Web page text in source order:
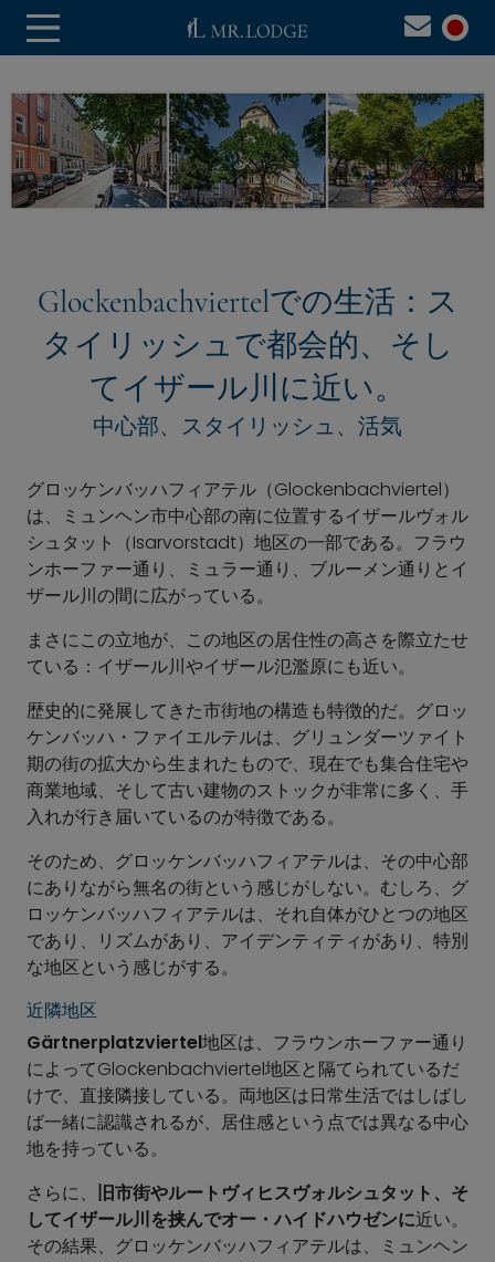
Glockenbachviertelでの生活：ス
タイリッシュで都会的、そし
てイザール川に近い。
中心部、スタイリッシュ、活気
グロッケンバッハフィアテル（Glockenbachviertel）
は、ミュンヘン市中心部の南に位置するイザールヴォル
シュタット（Isarvorstadt）地区の一部である。フラウ
ンホーファー通り、ミュラー通り、ブルーメン通りとイ
ザール川の間に広がっている。
まさにこの立地が、この地区の居住性の高さを際立たせ
ている：イザール川やイザール氾濫原にも近い。
歴史的に発展してきた市街地の構造も特徴的だ。グロッ
ケンバッハ・ファイエルテルは、グリュンダーツァイト
期の街の拡大から生まれたもので、現在でも集合住宅や
商業地域、そして古い建物のストックが非常に多く、手
入れが行き届いているのが特徴である。
そのため、グロッケンバッハフィアテルは、その中心部
にありながら無名の街という感じがしない。むしろ、グ
ロッケンバッハフィアテルは、それ自体がひとつの地区
であり、リズムがあり、アイデンティティがあり、特別
な地区という感じがする。
近隣地区
Gärtnerplatzviertel地区は、フラウンホーファー通り
によってGlockenbachviertel地区と隔てられているだ
けで、直接隣接している。両地区は日常生活ではしばし
ば一緒に認識されるが、居住感という点では異なる中心
地を持っている。
さらに、
旧市街やルートヴィヒスヴォルシュタット、そ
してイザール川を挟んでオー・ハイドハウゼンに近い。
その結果、グロッケンバッハフィアテルは、ミュンヘン